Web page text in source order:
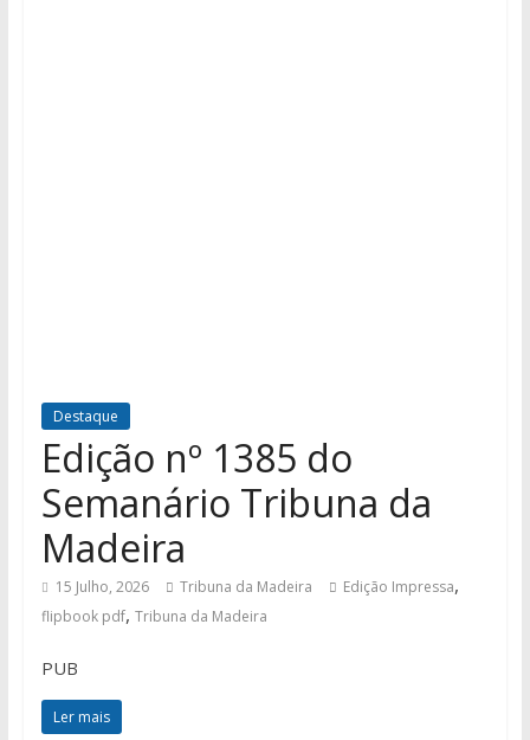
Destaque
Edição nº 1385 do
Semanário Tribuna da
Madeira
15 Julho, 2026 Tribuna da Madeira Edição Impressa,
flipbook pdf, Tribuna da Madeira
PUB
Ler mais